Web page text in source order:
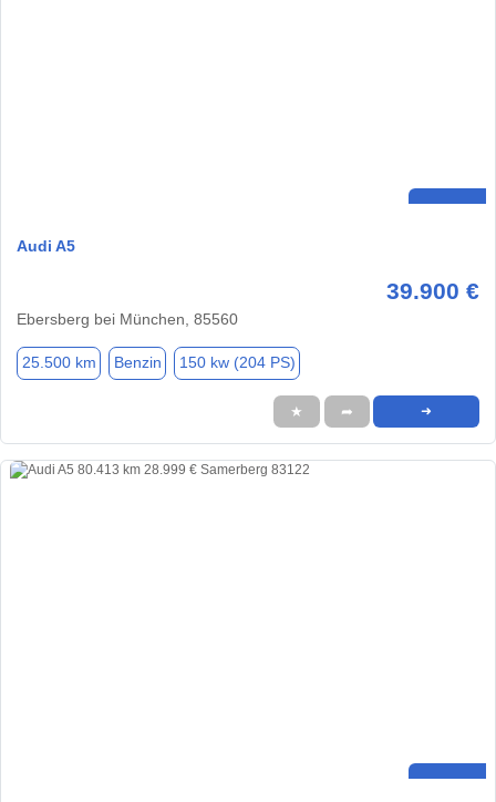
Audi A5
39.900 €
Ebersberg bei München, 85560
25.500 km Benzin 150 kw (204 PS)
★ ➦ ➜